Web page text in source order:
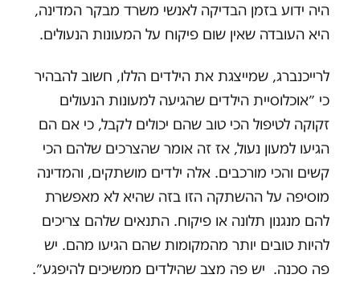
היה ידוע בזמן הבדיקה לאנשי משרד מבקר המדינה,
היא העובדה שאין שום פיקוח על המעונות הנעולים.
לרייכנברג, שמייצגת את הילדים הללו, חשוב להבהיר
כי ״אוכלוסיית הילדים שהגיעה למעונות הנעולים
זקוקה לטיפול הכי טוב שהם יכולים לקבל, כי אם הם
הגיעו למעון נעול, אז זה אומר שהצרכים שלהם הכי
קשים והכי מורכבים. אלה ילדים מושתקים, והמדינה
מוסיפה על ההשתקה הזו בזה שהיא לא מאפשרת
להם מנגנון תלונה או פיקוח. התנאים שלהם צריכים
להיות טובים יותר מהמקומות שהם הגיעו מהם. יש
פה סכנה. יש פה מצב שהילדים ממשיכים להיפגע״.